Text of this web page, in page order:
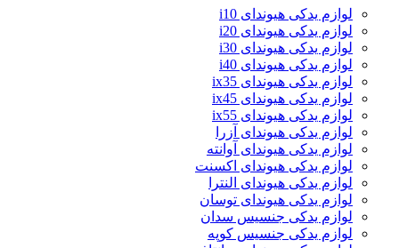
لوازم یدکی هیوندای i10
لوازم یدکی هیوندای i20
لوازم یدکی هیوندای i30
لوازم یدکی هیوندای i40
لوازم یدکی هیوندای ix35
لوازم یدکی هیوندای ix45
لوازم یدکی هیوندای ix55
لوازم یدکی هیوندای آزرا
لوازم یدکی هیوندای آوانته
لوازم یدکی هیوندای اکسنت
لوازم یدکی هیوندای النترا
لوازم یدکی هیوندای توسان
لوازم یدکی جنسیس سدان
لوازم یدکی جنسیس کوپه